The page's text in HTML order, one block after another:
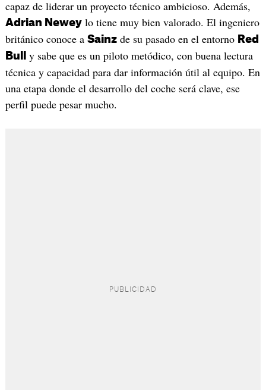
capaz de liderar un proyecto técnico ambicioso. Además,
Adrian Neweylo tiene muy bien valorado. El ingeniero
británico conoce a Sainzde su pasado en el entorno Red
Bull y sabe que es un piloto metódico, con buena lectura
técnica y capacidad para dar información útil al equipo. En
una etapa donde el desarrollo del coche será clave, ese
perfil puede pesar mucho.